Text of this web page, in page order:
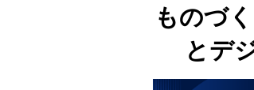
ものづ
とデ